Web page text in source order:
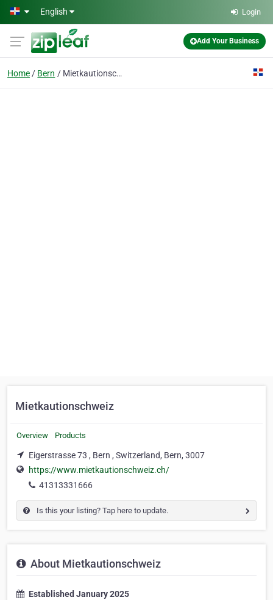
Skip to main content
English Login
Add Your Business
Home Bern Mietkautionschweiz
Mietkautionschweiz
Overview Products
Eigerstrasse 73 , Bern , Switzerland, Bern, 3007
https://www.mietkautionschweiz.ch/
41313331666
Is this your listing? Tap here to update.
About Mietkautionschweiz
Established January 2025